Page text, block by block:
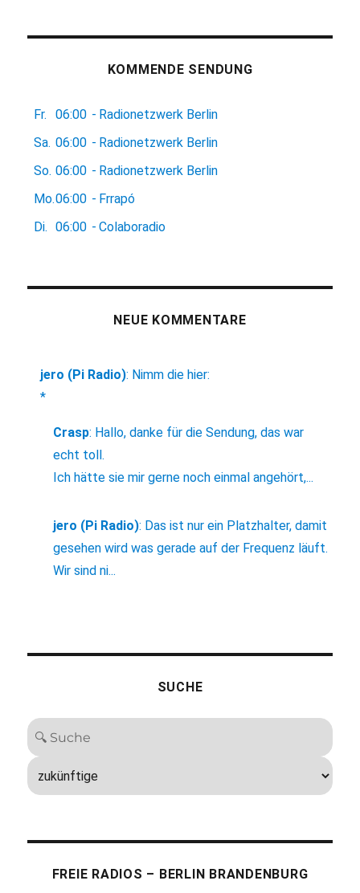
KOMMENDE SENDUNG
Fr. 06:00 - Radionetzwerk Berlin
Sa. 06:00 - Radionetzwerk Berlin
So. 06:00 - Radionetzwerk Berlin
Mo.06:00 - Frrapó
Di.
06:00 - Colaboradio
NEUE KOMMENTARE
jero (Pi Radio): Nimm die hier:
*
Crasp: Hallo, danke für die Sendung, das war
echt toll.
Ich hätte sie mir gerne noch einmal angehört,...
jero (Pi Radio): Das ist nur ein Platzhalter, damit
gesehen wird was gerade auf der Frequenz läuft.
Wir sind ni...
SUCHE
FREIE RADIOS – BERLIN BRANDENBURG